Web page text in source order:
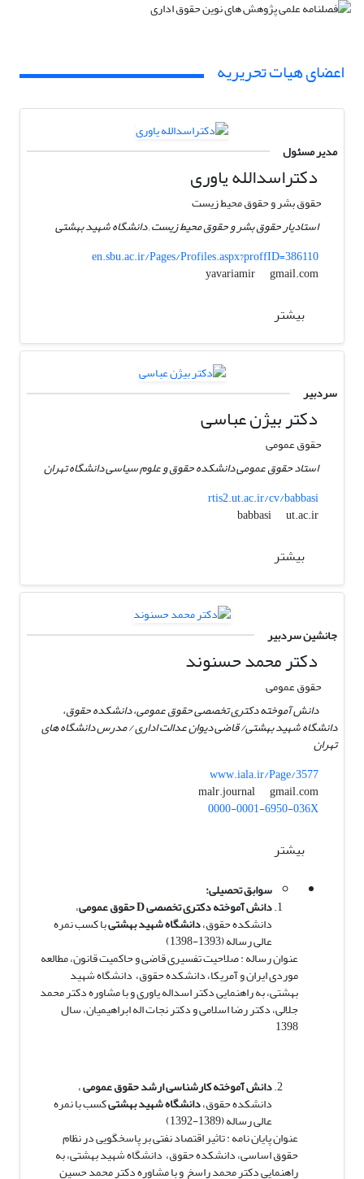
اعضای هیات تحریریه
مدیر مسئول
دکتراسدالله یاوری
حقوق بشر و حقوق محیط زیست
استادیار حقوق بشر و حقوق محیط زیست , دانشگاه شهید بهشتی
en.sbu.ac.ir/Pages/Profiles.aspx?proffID=386110
yavariamir
gmail.com
بیشتر
سردبیر
دکتر بیژن عباسی
حقوق عمومی
استاد حقوق عمومی دانشکده حقوق و علوم سیاسی دانشگاه تهران
rtis2.ut.ac.ir/cv/babbasi
babbasi
ut.ac.ir
بیشتر
جانشین سردبیر
دکتر محمد حسنوند
حقوق عمومی
دانش آموخته دکتری تخصصی حقوق عمومی، دانشکده حقوق،
دانشگاه شهید بهشتی/ قاضی دیوان عدالت اداری / مدرس دانشگاه های
تهران
www.iala.ir/Page/3577
malr.journal
gmail.com
0000-0001-6950-036X
بیشتر
سوابق تحصیلی:
دانش آموخته دکتری تخصصیDحقوق عمومی،
دانشکده حقوق،دانشگاه شهید بهشتیبا کسب نمره
عالی رساله (1393-1398)
عنوان رساله : صلاحیت تفسیری قاضی و حاکمیت قانون، مطالعه
موردی ایران و آمریکا، دانشکده حقوق، دانشگاه شهید
بهشتی، به راهنمایی دکتر اسداله یاوری و با مشاوره دکتر محمد
جلالی، دکتر رضا اسلامی و دکتر نجات اله ابراهیمیان، سال
1398
دانش آموخته کارشناسی ارشدحقوق عمومی،
دانشکده حقوق،دانشگاه شهید بهشتیکسب با نمره
عالی رساله(1389-1392)
عنوان پایان نامه : تاثیر اقتصاد نفتی بر پاسخگویی در نظام
حقوق اساسی، دانشکده حقوق، دانشگاه شهید بهشتی، به
راهنمایی دکتر محمد راسخ و با مشاوره دکتر محمد حسین